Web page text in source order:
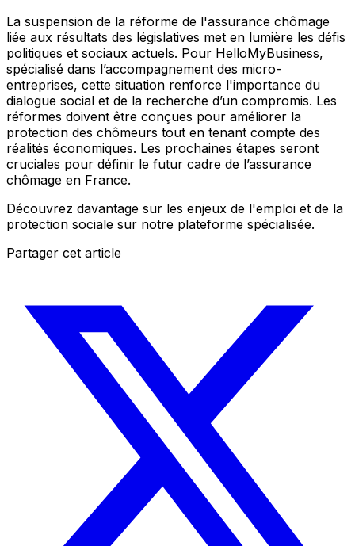
La suspension de la réforme de l'assurance chômage
liée aux résultats des législatives met en lumière les défis
politiques et sociaux actuels. Pour HelloMyBusiness,
spécialisé dans l’accompagnement des micro-
entreprises, cette situation renforce l'importance du
dialogue social et de la recherche d’un compromis. Les
réformes doivent être conçues pour améliorer la
protection des chômeurs tout en tenant compte des
réalités économiques. Les prochaines étapes seront
cruciales pour définir le futur cadre de l’assurance
chômage en France.
Découvrez davantage sur les enjeux de l'emploi et de la
protection sociale sur notre plateforme spécialisée.
Partager cet article